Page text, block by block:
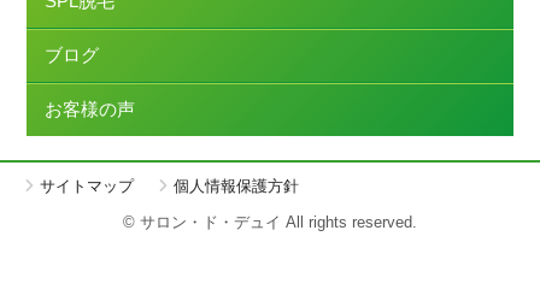
ブログ
お客様の声
サイトマップ
個人情報保護方針
© サロン・ド・デュイ All rights reserved.